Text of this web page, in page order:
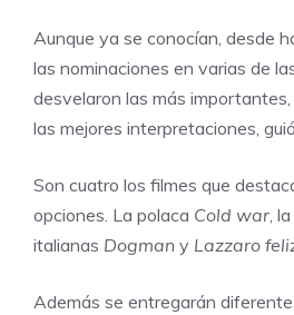
Aunque ya se conocían, desde
las nominaciones en varias de
desvelaron las más
las mejores interpretaciones,
Son cuatro los filmes que
opciones. La polaca Cold war,
italianas Dogman y Lazzaro
Además se entregarán